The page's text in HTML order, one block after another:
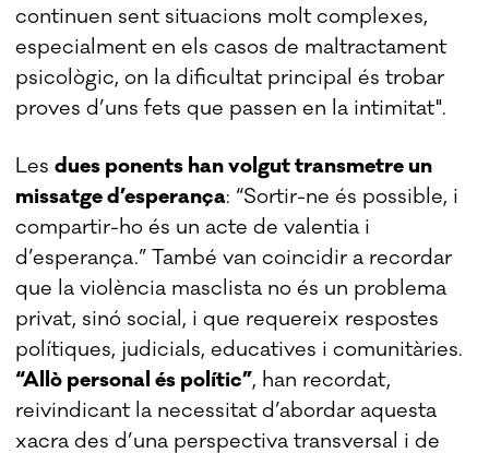
continuen sent situacions molt complexes,
especialment en els casos de maltractament
psicològic, on la dificultat principal és trobar
proves d’uns fets que passen en la intimitat".
Lesdues ponents han volgut transmetre un
missatge d’esperança: “Sortir-ne és possible, i
compartir-ho és un acte de valentia i
d’esperança.” També van coincidir a recordar
que la violència masclista no és un problema
privat, sinó social, i que requereix respostes
polítiques, judicials, educatives i comunitàries.
“Allò personal és polític”, han recordat,
reivindicant la necessitat d’abordar aquesta
xacra des d’una perspectiva transversal i de